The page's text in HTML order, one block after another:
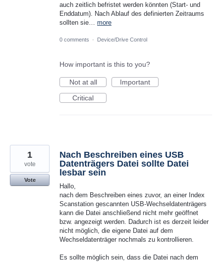
auch zeitlich befristet werden könnten (Start- und
Enddatum). Nach Ablauf des definierten Zeitraums
sollten sie… more
0 comments · Device/Drive Control
How important is this to you?
Not at all
Important
Critical
Nach Beschreiben eines USB
Datenträgers Datei sollte Datei
lesbar sein
Hallo,
nach dem Beschreiben eines zuvor, an einer Index
Scanstation gescannten USB-Wechseldatenträgers
kann die Datei anschließend nicht mehr geöffnet
bzw. angezeigt werden. Dadurch ist es derzeit leider
nicht möglich, die eigene Datei auf dem
Wechseldatenträger nochmals zu kontrollieren.
Es sollte möglich sein, dass die Datei nach dem
1
vote
Vote